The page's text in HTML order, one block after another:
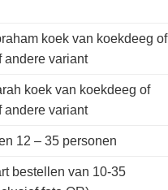
koek van koekdeeg of
andere variant
koek van koekdeeg of
andere variant
12 – 35 personen
bestellen van 10-35